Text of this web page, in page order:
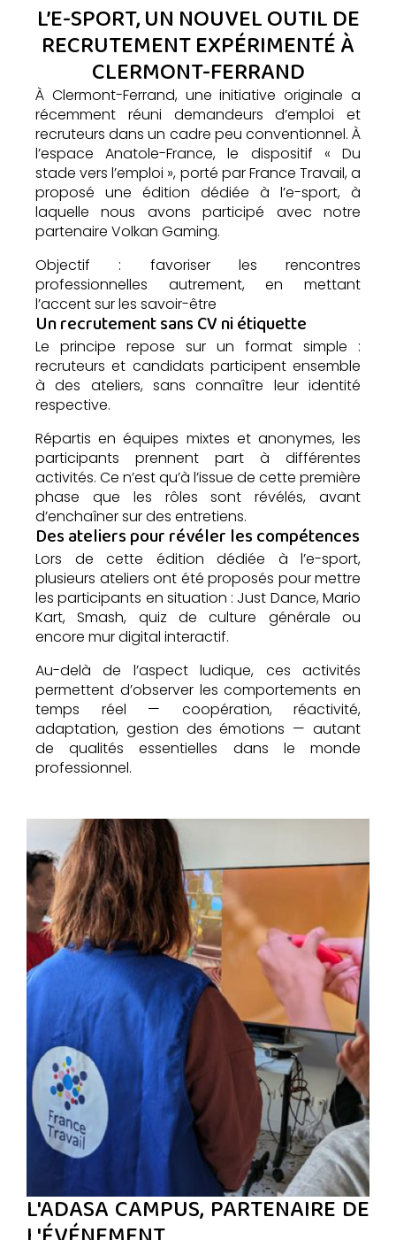
L’E-SPORT, UN NOUVEL OUTIL DE
RECRUTEMENT EXPÉRIMENTÉ À
CLERMONT-FERRAND
À Clermont-Ferrand, une initiative originale a
récemment réuni demandeurs d’emploi et
recruteurs dans un cadre peu conventionnel. À
l’espace Anatole-France, le dispositif « Du
stade vers l’emploi », porté parFrance Travail, a
proposé une édition dédiée à l’e-sport, à
laquelle nous avons participé avec notre
partenaire Volkan Gaming.
Objectif : favoriser les rencontres
professionnelles autrement, en mettant
l’accent sur les savoir-être
Un recrutement sans CV ni étiquette
Le principe repose sur un format simple :
recruteurs et candidats participent ensemble
à des ateliers, sans connaître leur identité
respective.
Répartis en équipes mixtes et anonymes, les
participants prennent part à différentes
activités. Ce n’est qu’à l’issue de cette première
phase que les rôles sont révélés, avant
d’enchaîner sur des entretiens.
Des ateliers pour révéler les compétences
Lors de cette édition dédiée à l’e-sport,
plusieurs ateliers ont été proposés pour mettre
les participants en situation : Just Dance, Mario
Kart, Smash, quiz de culture générale ou
encore mur digital interactif.
Au-delà de l’aspect ludique, ces activités
permettent d’observer les comportements en
temps réel — coopération, réactivité,
adaptation, gestion des émotions — autant
de qualités essentielles dans le monde
professionnel.
L'ADASA CAMPUS, PARTENAIRE DE